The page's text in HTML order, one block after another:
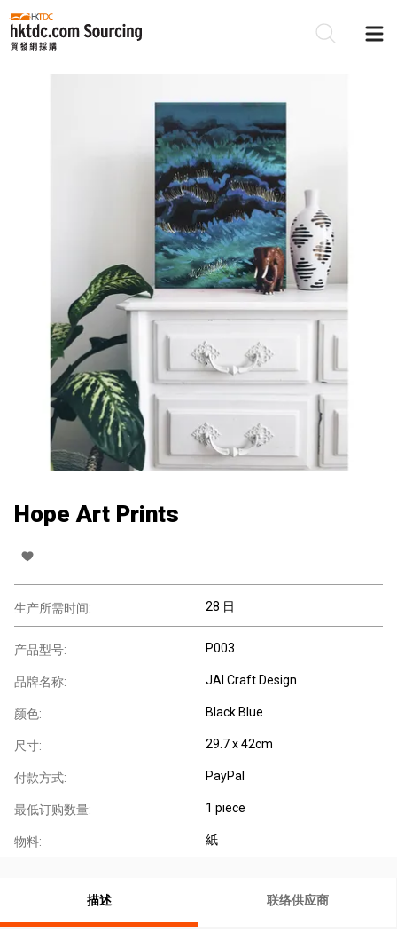
Hope Art Prints
生产所需时间: 28 日
产品型号: P003
品牌名称: JAI Craft Design
颜色: Black Blue
尺寸: 29.7 x 42cm
付款方式: PayPal
最低订购数量: 1 piece
物料: 紙
描述 联络供应商